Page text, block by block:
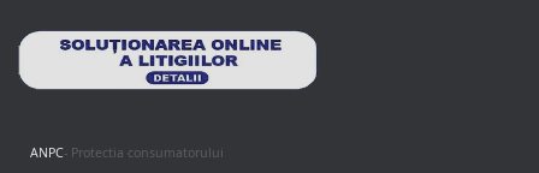
ANPC- Protectia consumatorului